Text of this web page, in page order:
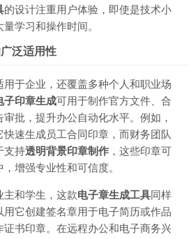
的设计注重用户体验，即使是技术小
学习和操作时间。
泛适用性
于企业，还覆盖多种个人和职业场
子印章生成可用于制作官方文件、合
批，提升办公自动化水平。例如，
快速生成员工合同印章，而财务团队
支持透明背景印章制作 ，这些印章可
增强专业性和可信度。
主和学生，这款电子章生成工具同样
它创建签名章用于电子简历或作品
书印章。在远程办公和电子商务兴